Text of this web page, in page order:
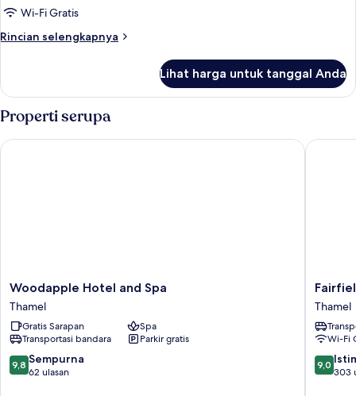
Wi-Fi Gratis
Rincian selengkapnya
Rincian
Studio
Suite
Junior
Lihat harga untuk tanggal Anda
Properti serupa
Woodapple
Hotel
and
Spa
Thamel
Woodapple Hotel and Spa
Thamel
Gratis Sarapan
Spa
Transportasi bandara
Parkir gratis
9.8
dari
9,8 Sempurna
62 ulasan
Woodapple Hotel and Spa
Fairfield
by
Thamel
Thamel
Thamel
Wi-Fi
9.0
dari
9,0
303